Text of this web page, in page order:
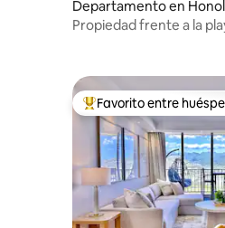
Departamento en
Propiedad frente a la
De los mejores en
Favorito entre